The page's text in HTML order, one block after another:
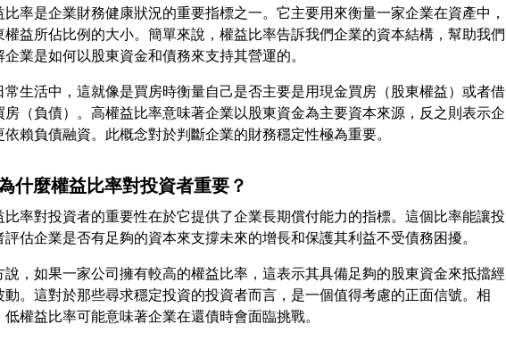
比率是企業財務健康狀況的重要指標之一。它主要用來衡量一家企業在資產中，
權益所佔比例的大小。簡單來說，權益比率告訴我們企業的資本結構，幫助我們
常生活中，這就像是買房時衡量自己是否主要是用現金買房（股東權益）或者借
房（負債）。高權益比率意味著企業以股東資金為主要資本來源，反之則表示企
什麼權益比率對投資者重要？
比率對投資者的重要性在於它提供了企業長期償付能力的指標。這個比率能讓投
說，如果一家公司擁有較高的權益比率，這表示其具備足夠的股東資金來抵擋經
動。這對於那些尋求穩定投資的投資者而言，是一個值得考慮的正面信號。相